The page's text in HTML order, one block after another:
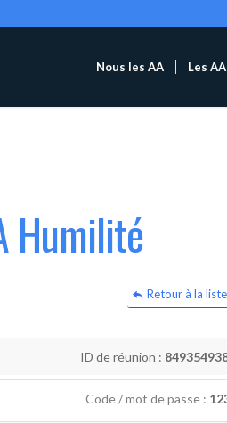
Nous les AA Les
Humilité
Retour à la
ID de réunion :
Code / mot de passe :